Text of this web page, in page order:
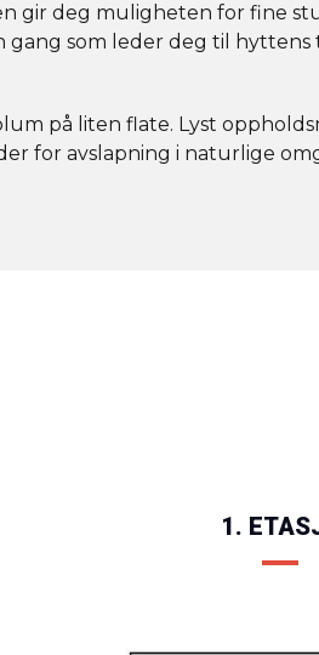
gir deg muligheten for fine
gang som leder deg til hyttens
på liten flate. Lyst
for avslapning i naturlige
1.